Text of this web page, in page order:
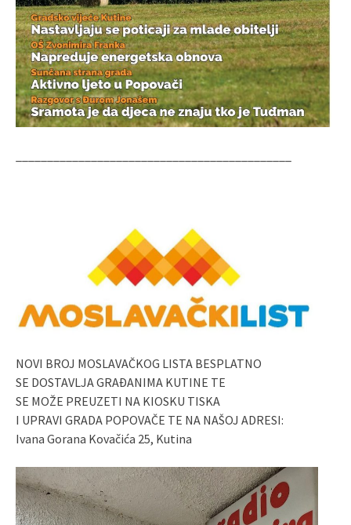
NOVI BROJ MOSLAVAČKOG LISTA BESPLATNO
SE DOSTAVLJA GRAĐANIMA KUTINE TE
SE MOŽE PREUZETI NA KIOSKU TISKA
I UPRAVI GRADA POPOVAČE TE NA NAŠOJ ADRESI:
Ivana Gorana Kovačića 25, Kutina